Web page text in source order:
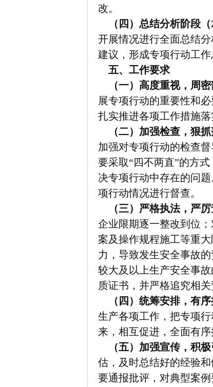
改。
（四）总结分析阶段（
开展情况进行全面总结
建议，形成专项行动工作
五、工作要求
（一）高度重视，周密
展专项行动的重要性和
扎实推进各项工作措施落
（二）加强检查，狠抓
加强对专项行动的检查
要采取“四不两直”的方
决专项行动中存在的问
项行动情况进行督查。
（三）严格执法，严厉
企业限期逐一整改到位
案及操作规程施工等重
力，导致发生安全事故
较大及以上生产安全事
质证书，并严格追究相关
（四）统筹安排，有序
生产各项工作，把专项
来，相互促进，全面有序
（五）加强宣传，积极
估，及时总结好的经验
要通报批评，对典型案